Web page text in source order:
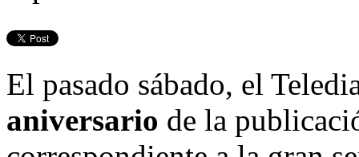
El pasado sábado, el
aniversario de la